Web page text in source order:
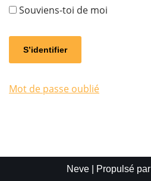
Souviens-toi de moi
Mot de passe oublié
Neve | Propulsé par